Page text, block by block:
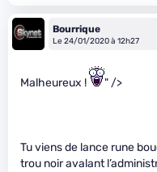
Bourrique
Le 24/01/2020 à 12h27
Malheureux ! " />
Tu viens de lance rune
trou noir avalant